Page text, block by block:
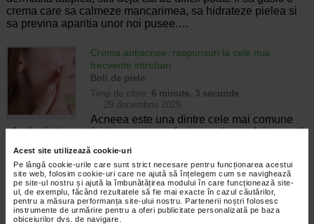
Acest site utilizează cookie-uri
Pe lângă cookie-urile care sunt strict necesare pentru funcționarea acestui
site web, folosim cookie-uri care ne ajută să înțelegem cum se navighează
pe site-ul nostru și ajută la îmbunătățirea modului în care funcționează site-
ul, de exemplu, făcând rezultatele să fie mai exacte în cazul căutărilor,
pentru a măsura performanța site-ului nostru. Partenerii noștri folosesc
instrumente de urmărire pentru a oferi publicitate personalizată pe baza
obiceiurilor dvs. de navigare.
crema care sa calmeze mancarimea, sa hidrateze pielea si
sa previna aparitia unor noi pusee.…
Crema antiacnee: raspunsuri la cele mai
frecvente intrebari
Boli de piele
Timp de citire: 6 minute, 3 secunde
29 decembrie 2025
Acneea este una dintre cele mai comune
afectiuni dermatologice, care nu afecteaza doar adolescentii,
ci si adultii. Desi poate parea o problema pur estetica,
impactul emotional si psihologic al acneei…
Eczema mainilor: cand apare, cum o
recunoasteti si cum o puteti trata
Boli de piele